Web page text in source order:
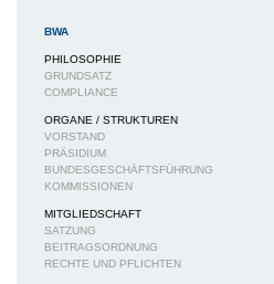
BWA
PHILOSOPHIE
GRUNDSATZ
COMPLIANCE
ORGANE / STRUKTUREN
VORSTAND
PRÄSIDIUM
BUNDESGESCHÄFTSFÜHRUNG
KOMMISSIONEN
MITGLIEDSCHAFT
SATZUNG
BEITRAGSORDNUNG
RECHTE UND PFLICHTEN